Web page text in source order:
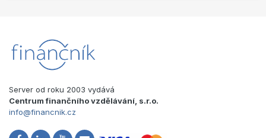
Server od roku 2003 vydává
Centrum finančního vzdělávání, s.r.o.
info@financnik.cz